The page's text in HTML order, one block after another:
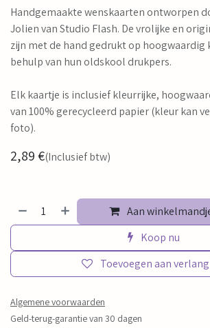
Handgemaakte wenskaarten ontworpen
Jolien van Studio Flash. De vrolijke en
zijn met de hand gedrukt op
behulp van hun oldskool drukpers.
Elk kaartje is inclusief kleurrijke,
van 100% gerecycleerd papier (kleur kan
foto).
2,89€(Inclusief btw)
Aan
Koop nu
Toevoegen aan
Algemene voorwaarden
Geld-terug-garantie van 30 dagen